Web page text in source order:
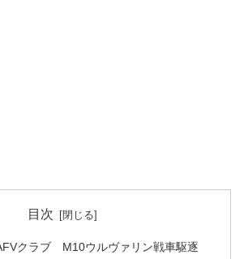
目次
クラブ M10ウルヴァリン戦車駆逐